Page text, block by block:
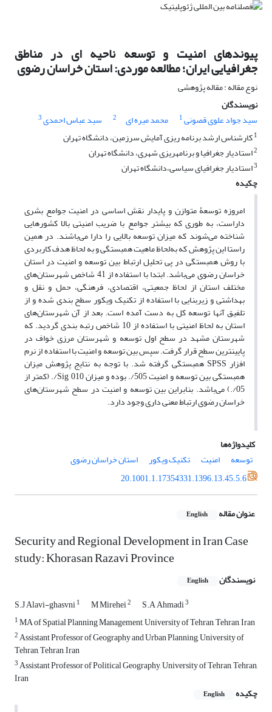
پیوندهای امنیت و توسعه ناحیه ای در مناطق
جغرافیایی ایران؛ مطالعه موردی: استان خراسان رضوی
نوع مقاله : مقاله پژوهشی
نویسندگان
سید جواد علوی قصونی1 محمد میره ای 2 سید عباس احمدی3
1کارشناس ارشد برنامه ریزی آمایش سرزمین، دانشگاه تهران
2استادیار جغرافیا و برنامهریزی شهری، دانشگاه تهران
3استادیار جغرافیای سیاسی،دانشگاه تهران
چکیده
امروزه توسعۀ متوازن و پایدار نقش اساسی در امنیت جوامع بشری
داراست، به طوری که بیشتر جوامع با ضریب امنیتی بالا کشورهایی
شناخته می‌شوند که میزان توسعه بالایی را دارا می‌باشند. در همین
راستا این پژوهش که به‌لحاظ ماهیت همبستگی و به لحاظ هدف کاربردی
با روش همبستگی در پی تحلیل ارتباط بین توسعه و امنیت در استان
خراسان رضوی می‌باشد. ابتدا با استفاده از 41 شاخص شهرستان‌های
مختلف استان از لحاظ جمعیتی، اقتصادی، فرهنگی، حمل و نقل و
بهداشتی و زیربنایی با استفاده از تکنیک ویکور سطح بندی شده و از
تلفیق آنها توسعه کل به دست آمده است. بعد از آن شهرستان‌های
استان به لحاظ امنیتی با استفاده از 10 شاخص رتبه بندی گردید. که
شهرستان مشهد در سطح اول توسعه و شهرستان مرزی خواف در
پایینترین سطح قرار گرفت. سپس بین توسعه و امنیت با استفاده از نرم
افزار SPSS همبستگی گرفته شد. با توجه به نتایج پژوهش میزان
همبستگی بین توسعه و امنیت 505/. بوده و میزان Sig 010/. (کمتر از
05/.) می‌باشد. بنابراین بین توسعه و امنیت در سطح شهرستان‌های
خراسان رضوی ارتباط معنی داری وجود دارد.
کلیدواژه‌ها
توسعه
امنیت تکنیک ویکور
استان خراسان رضوی
20.1001.1.17354331.1396.13.45.5.6
عنوان مقاله English
Security and Regional Development in Iran Case
study: Khorasan Razavi Province
نویسندگان English
S.J Alavi-ghasvni1 M Mirehei2 S.A Ahmadi3
1MA of Spatial Planning Management, University of Tehran, Tehran, Iran
2Assistant Professor of Geography and Urban Planning, University of
Tehran, Tehran, Iran
3Assistant Professor of Political Geography, University of Tehran, Tehran,
Iran
چکیده
English